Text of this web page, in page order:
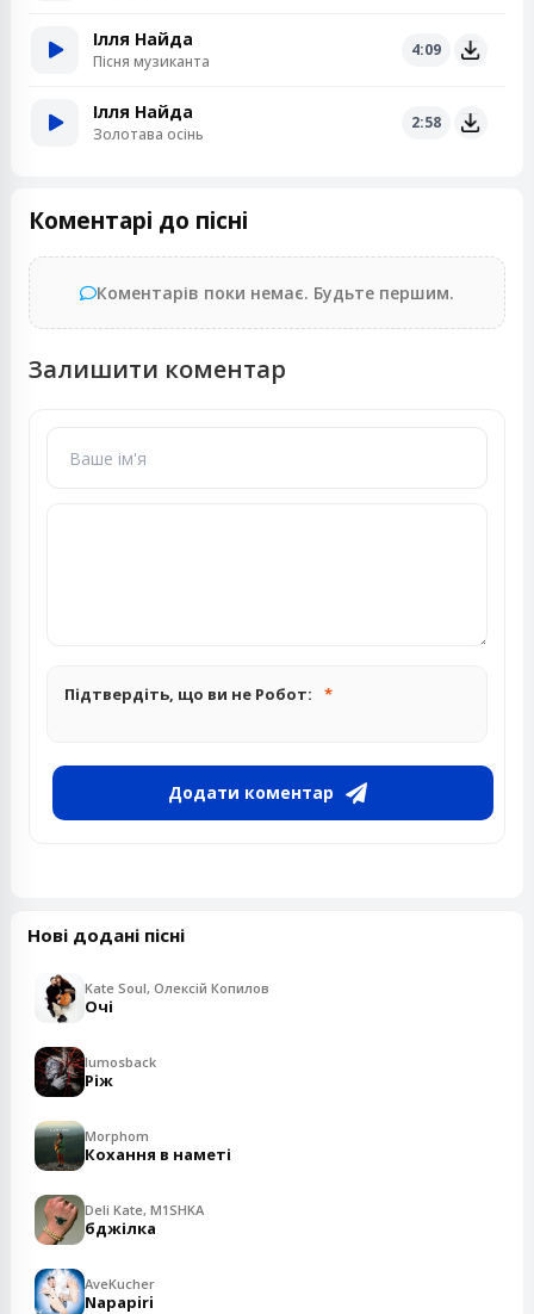
Ілля Найда
Пісня музиканта
4:09
Ілля Найда
Золотава осінь
2:58
Коментарі до пісні
Коментарів поки немає. Будьте першим.
Залишити коментар
Підтвердіть, що ви не Робот:
Додати коментар
Нові додані пісні
Kate Soul, Олексій Копилов
Очі
lumosback
Ріж
Morphom
Кохання в наметі
Deli Kate, M1SHKA
бджілка
AveKucher
Napapiri